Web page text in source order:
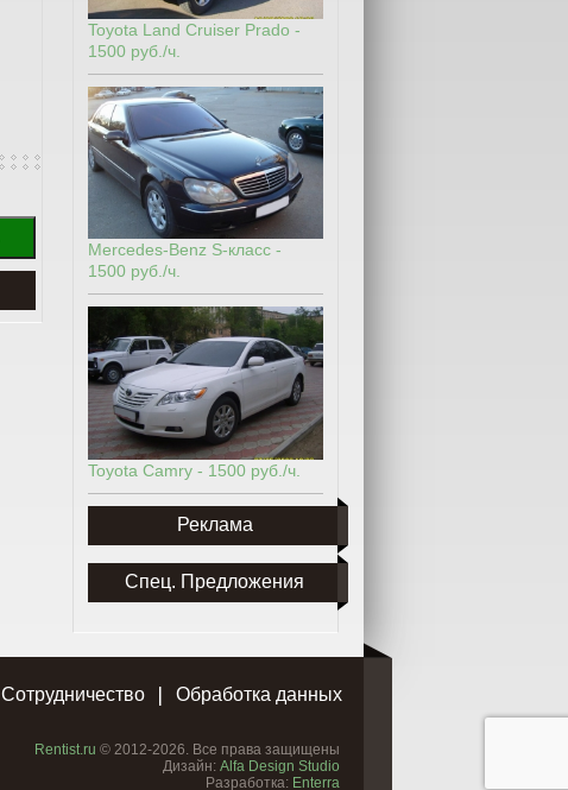
Toyota Land Cruiser Prado -
1500 руб./ч.
Mercedes-Benz S-класс -
1500 руб./ч.
Toyota Camry - 1500 руб./ч.
Реклама
Спец. Предложения
Сотрудничество Обработка данных
Rentist.ru © 2012-2026. Все права защищены
Дизайн: Alfa Design Studio
Разработка: Enterra